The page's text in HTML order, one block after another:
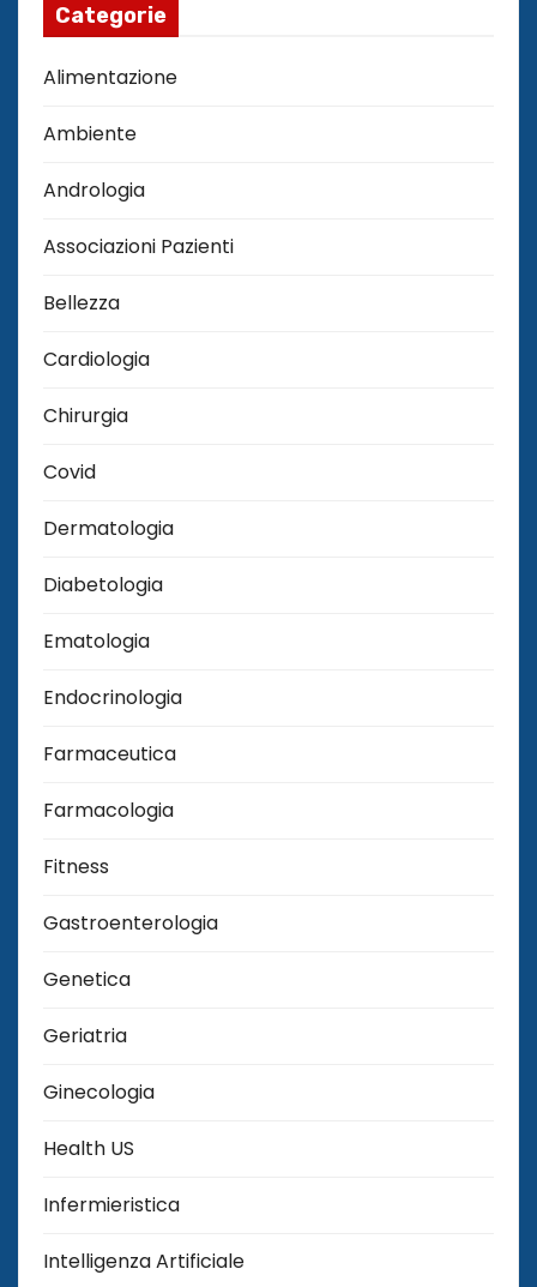
Categorie
Alimentazione
Ambiente
Andrologia
Associazioni Pazienti
Bellezza
Cardiologia
Chirurgia
Covid
Dermatologia
Diabetologia
Ematologia
Endocrinologia
Farmaceutica
Farmacologia
Fitness
Gastroenterologia
Genetica
Geriatria
Ginecologia
Health US
Infermieristica
Intelligenza Artificiale